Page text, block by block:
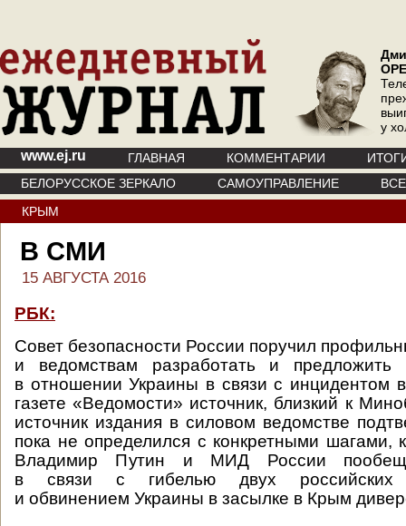
у
www.ej.ru ГЛАВНАЯ КОММЕНТАРИИ
БЕЛОРУССКОЕ ЗЕРКАЛО
САМОУПРАВЛЕНИЕ
КРЫМ
В СМИ
15 АВГУСТА 2016
РБК:
Совет безопасности России поручил
и ведомствам разработать и предложить
в отношении Украины в связи с инцидентом
газете «Ведомости» источник, близкий к
источник издания в силовом ведомстве
пока не определился с конкретными шагами,
Владимир Путин и МИД России
в связи с гибелью двух российских
и обвинением Украины в засылке в Крым